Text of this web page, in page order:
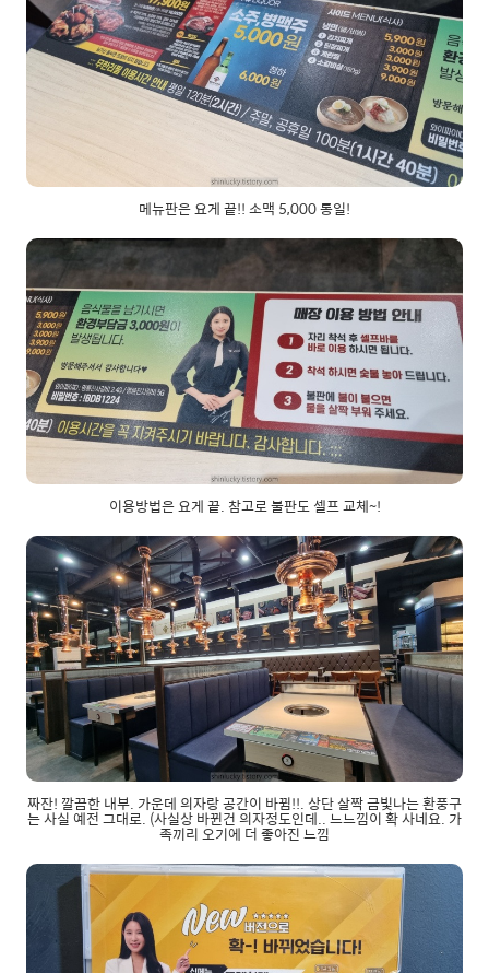
메뉴판은 요게 끝!! 소맥 5,000 통일!
이용방법은 요게 끝. 참고로 불판도 셀프 교체~!
짜잔! 깔끔한 내부. 가운데 의자랑 공간이 바뀜!!. 상단 살짝 금빛나는 환풍구
는 사실 예전 그대로. (사실상 바뀐건 의자정도인데.. 느느낌이 확 사네요. 가
족끼리 오기에 더 좋아진 느낌